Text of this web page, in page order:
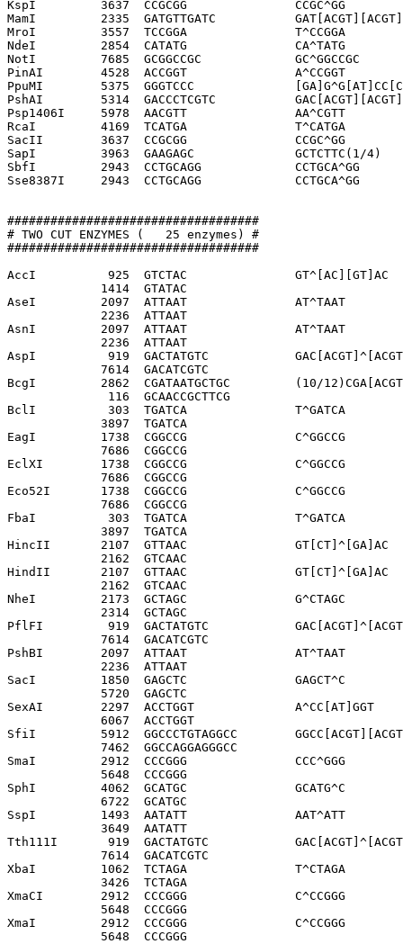
KspI         3637  CCGCGG               CCGC^GG
MamI         2335  GATGTTGATC
MroI         3557  TCCGGA               T^CCGGA
NdeI         2854  CATATG               CA^TATG
NotI         7685  GCGGCCGC             GC^GGCCGC
PinAI        4528  ACCGGT               A^CCGGT
PpuMI        5375  GGGTCCC
PshAI        5314  GACCCTCGTC
Psp1406I     5978  AACGTT               AA^CGTT
RcaI         4169  TCATGA               T^CATGA
SacII        3637  CCGCGG               CCGC^GG
SapI         3963  GAAGAGC              GCTCTTC(1/4)
SbfI         2943  CCTGCAGG             CCTGCA^GG
Sse8387I     2943  CCTGCAGG             CCTGCA^GG
###################################
# TWO CUT ENZYMES (   25 enzymes) #
###################################
AccI          925  GTCTAC               GT^[AC][GT]AC
             1414  GTATAC
AseI         2097  ATTAAT               AT^TAAT
             2236  ATTAAT
AsnI         2097  ATTAAT               AT^TAAT
             2236  ATTAAT
AspI          919  GACTATGTC
             7614  GACATCGTC
BcgI         2862  CGATAATGCTGC         (10/
              116  GCAACCGCTTCG
BclI          303  TGATCA               T^GATCA
             3897  TGATCA
EagI         1738  CGGCCG               C^GGCCG
             7686  CGGCCG
EclXI        1738  CGGCCG               C^GGCCG
             7686  CGGCCG
Eco52I       1738  CGGCCG               C^GGCCG
             7686  CGGCCG
FbaI          303  TGATCA               T^GATCA
             3897  TGATCA
HincII       2107  GTTAAC               GT[CT]^[GA]AC
             2162  GTCAAC
HindII       2107  GTTAAC               GT[CT]^[GA]AC
             2162  GTCAAC
NheI         2173  GCTAGC               G^CTAGC
             2314  GCTAGC
PflFI         919  GACTATGTC
             7614  GACATCGTC
PshBI        2097  ATTAAT               AT^TAAT
             2236  ATTAAT
SacI         1850  GAGCTC               GAGCT^C
             5720  GAGCTC
SexAI        2297  ACCTGGT              A^CC[AT]GGT
             6067  ACCTGGT
SfiI         5912  GGCCCTGTAGGCC
             7462  GGCCAGGAGGGCC
SmaI         2912  CCCGGG               CCC^GGG
             5648  CCCGGG
SphI         4062  GCATGC               GCATG^C
             6722  GCATGC
SspI         1493  AATATT               AAT^ATT
             3649  AATATT
Tth111I       919  GACTATGTC
             7614  GACATCGTC
XbaI         1062  TCTAGA               T^CTAGA
             3426  TCTAGA
XmaCI        2912  CCCGGG               C^CCGGG
             5648  CCCGGG
XmaI         2912  CCCGGG               C^CCGGG
             5648  CCCGGG